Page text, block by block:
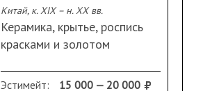
Китай, к. XIX – н. ХХ вв.
Керамика, крытье, роспись
красками и золотом
16,5х15,5х11,5 см
Эстимейт: 15 000 — 20 000